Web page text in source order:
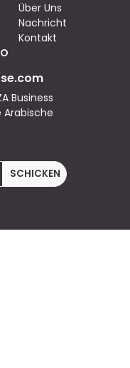
Über Uns
Nachricht
Kontakt
Business
Arabische